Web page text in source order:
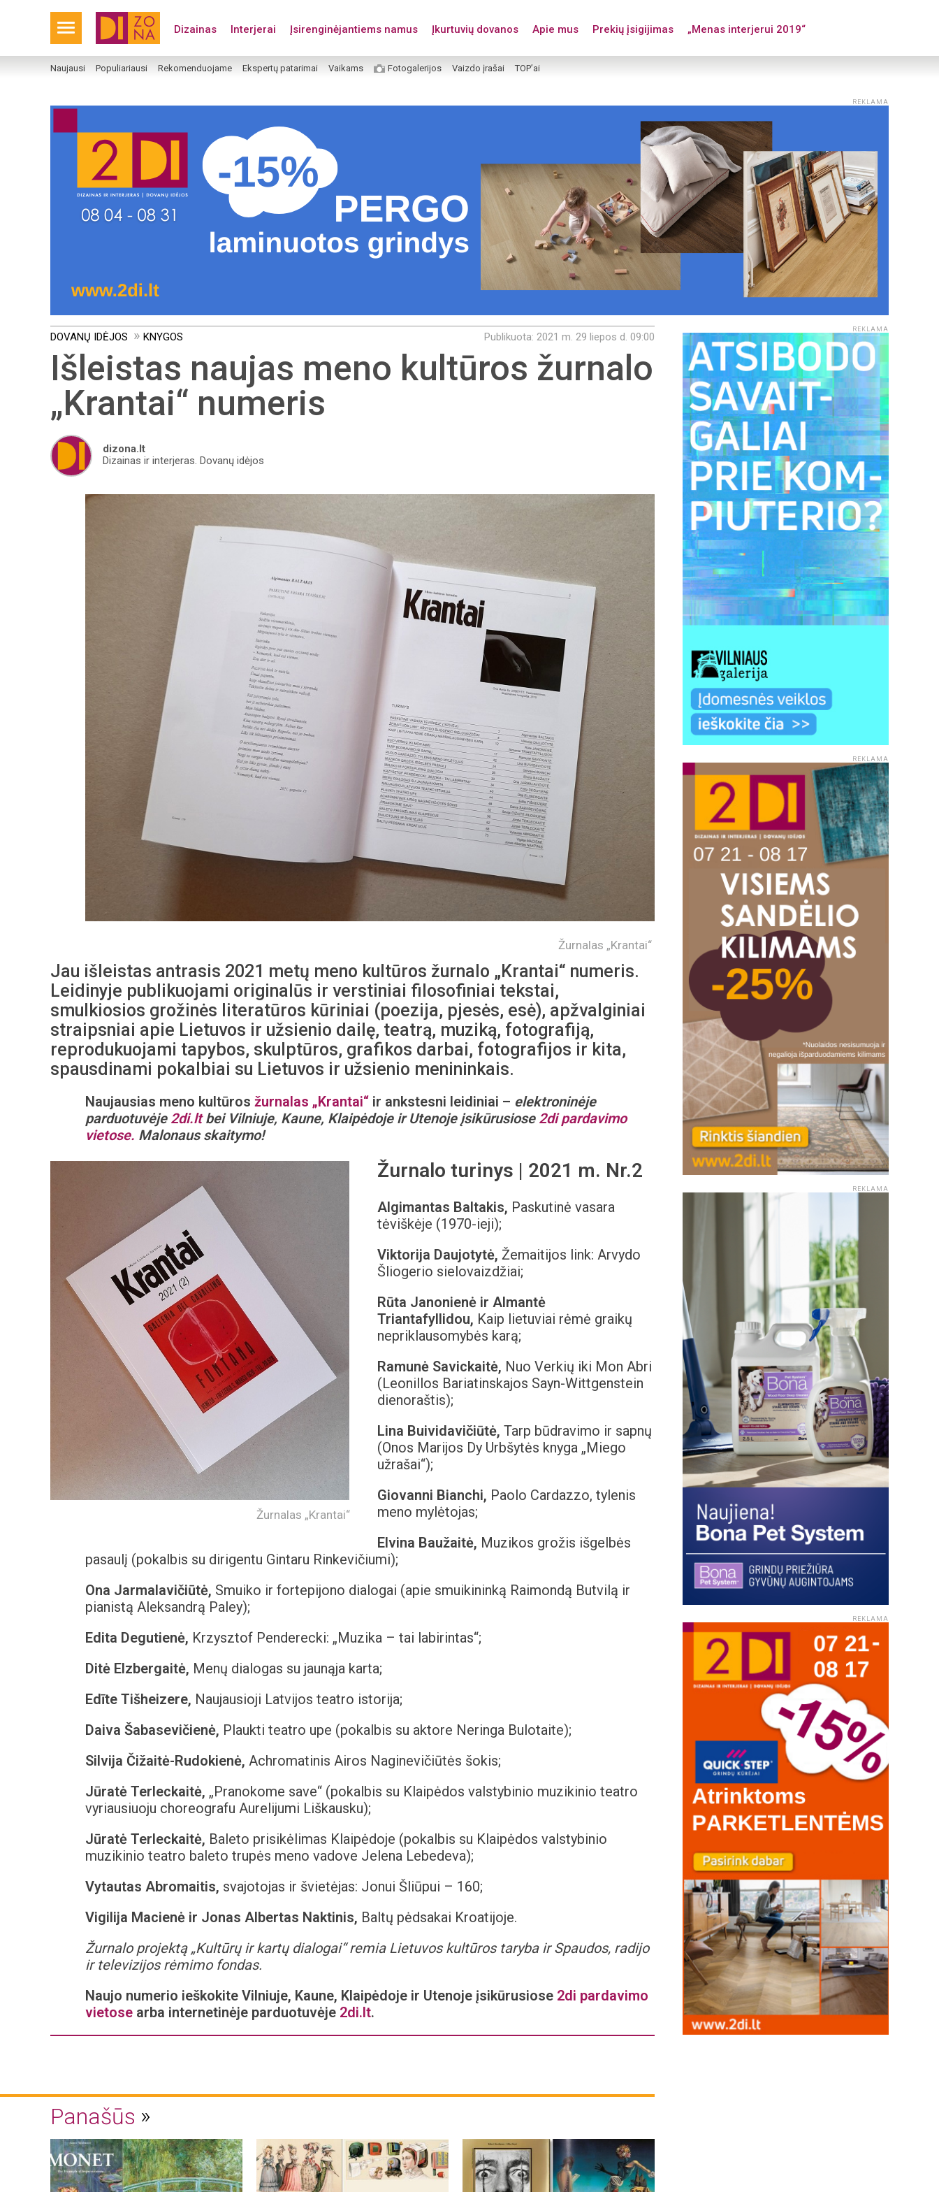
Dizainas Interjerai Įsirenginėjantiems namus Įkurtuvių dovanos Apie mus Prekių įsigijimas „Menas interjerui 2019“
Naujausi Populiariausi Rekomenduojame Ekspertų patarimai Vaikams Fotogalerijos Vaizdo įrašai TOP’ai
REKLAMA
DOVANŲ IDĖJOS KNYGOS Publikuota: 2021 m. 29 liepos d. 09:00
Išleistas naujas meno kultūros žurnalo
„Krantai“ numeris
dizona.lt
Dizainas ir interjeras. Dovanų idėjos
Žurnalas „Krantai“
Jau išleistas antrasis 2021 metų meno kultūros žurnalo „Krantai“ numeris.
Leidinyje publikuojami originalūs ir verstiniai filosofiniai tekstai,
smulkiosios grožinės literatūros kūriniai (poezija, pjesės, esė), apžvalginiai
straipsniai apie Lietuvos ir užsienio dailę, teatrą, muziką, fotografiją,
reprodukuojami tapybos, skulptūros, grafikos darbai, fotografijos ir kita,
spausdinami pokalbiai su Lietuvos ir užsienio menininkais.
Naujausias meno kultūros žurnalas „Krantai“ ir ankstesni leidiniai – elektroninėje
parduotuvėje 2di.ltbei Vilniuje, Kaune, Klaipėdoje ir Utenoje įsikūrusiose 2di pardavimo
vietose. Malonaus skaitymo!
Žurnalas „Krantai“
Žurnalo turinys | 2021 m. Nr.2
Algimantas Baltakis, Paskutinė vasara
tėviškėje (1970-ieji);
Viktorija Daujotytė, Žemaitijos link: Arvydo
Šliogerio sielovaizdžiai;
Rūta Janonienė ir Almantė
Triantafyllidou, Kaip lietuviai rėmė graikų
nepriklausomybės karą;
Ramunė Savickaitė, Nuo Verkių iki Mon Abri
(Leonillos Bariatinskajos Sayn-Wittgenstein
dienoraštis);
Lina Buividavičiūtė, Tarp būdravimo ir sapnų
(Onos Marijos Dy Urbšytės knyga „Miego
užrašai“);
Giovanni Bianchi, Paolo Cardazzo, tylenis
meno mylėtojas;
Elvina Baužaitė, Muzikos grožis išgelbės
pasaulį (pokalbis su dirigentu Gintaru Rinkevičiumi);
Ona Jarmalavičiūtė, Smuiko ir fortepijono dialogai (apie smuikininką Raimondą Butvilą ir
pianistą Aleksandrą Paley);
Edita Degutienė, Krzysztof Penderecki: „Muzika – tai labirintas“;
Ditė Elzbergaitė, Menų dialogas su jaunąja karta;
Edīte Tišheizere, Naujausioji Latvijos teatro istorija;
Daiva Šabasevičienė, Plaukti teatro upe (pokalbis su aktore Neringa Bulotaite);
Silvija Čižaitė-Rudokienė, Achromatinis Airos Naginevičiūtės šokis;
Jūratė Terleckaitė, „Pranokome save“ (pokalbis su Klaipėdos valstybinio muzikinio teatro
vyriausiuoju choreografu Aurelijumi Liškausku);
Jūratė Terleckaitė, Baleto prisikėlimas Klaipėdoje (pokalbis su Klaipėdos valstybinio
muzikinio teatro baleto trupės meno vadove Jelena Lebedeva);
Vytautas Abromaitis, svajotojas ir švietėjas: Jonui Šliūpui – 160;
Vigilija Macienė ir Jonas Albertas Naktinis, Baltų pėdsakai Kroatijoje.
Žurnalo projektą „Kultūrų ir kartų dialogai“ remia Lietuvos kultūros taryba ir Spaudos, radijo
ir televizijos rėmimo fondas.
Naujo numerio ieškokite Vilniuje, Kaune, Klaipėdoje ir Utenoje įsikūrusiose 2di pardavimo
vietose arba internetinėje parduotuvėje 2di.lt.
Panašūs
REKLAMA
REKLAMA
REKLAMA
REKLAMA